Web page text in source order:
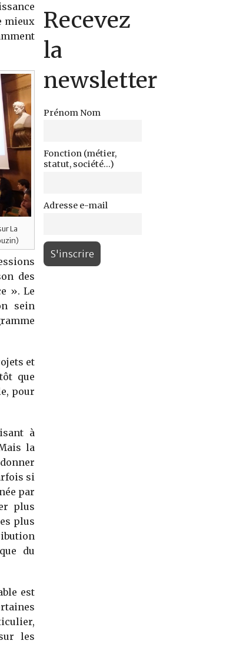
mieux
La
des
». Le
sein
et
que
pour
à
la
si
par
plus
plus
du
est
les
Recevez
la
newsletter
Prénom Nom
Fonction (métier,
statut, société...)
Adresse e-mail